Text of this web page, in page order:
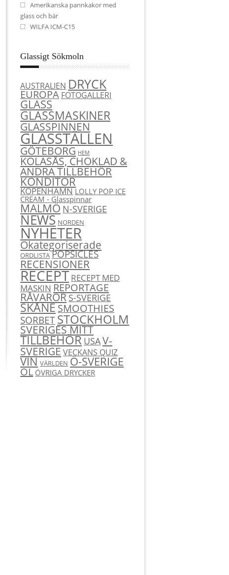
Amerikanska pannkakor med
glass och bär
WILFA ICM-C15
Glassigt Sökmoln
AUSTRALIEN DRYCK
EUROPA FOTOGALLERI
GLASS
GLASSMASKINER
GLASSPINNEN
GLASSTÄLLEN
GÖTEBORG HEM
KOLASÅS, CHOKLAD &
ANDRA TILLBEHÖR
KONDITOR
KÖPENHAMN LOLLY POP ICE
CREAM - Glasspinnar
MALMÖN-SVERIGE
NEWS NORDEN
NYHETER
Okategoriserade
ORDLISTA POPSICLES
RECENSIONER
RECEPT RECEPT MED
MASKIN REPORTAGE
RÅVARORS-SVERIGE
SKÅNESMOOTHIES
SORBETSTOCKHOLM
SVERIGES MITT
TILLBEHÖRUSAV-
SVERIGEVECKANS QUIZ
VIN VÄRLDEN Ö-SVERIGE
ÖL ÖVRIGA DRYCKER